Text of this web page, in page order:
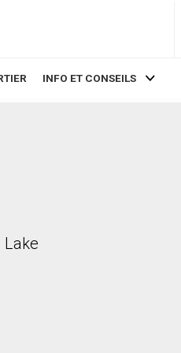
INFO ET CONSEILS
Lake